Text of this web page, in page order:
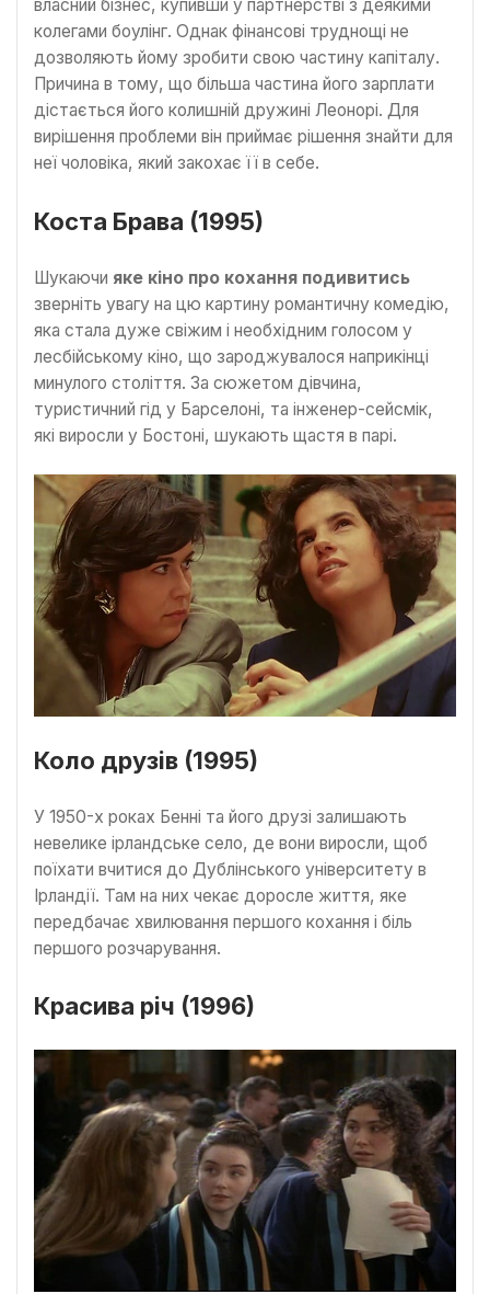
власний бізнес, купивши у партнерстві з деякими
колегами боулінг. Однак фінансові труднощі не
дозволяють йому зробити свою частину капіталу.
Причина в тому, що більша частина його зарплати
дістається його колишній дружині Леонорі. Для
вирішення проблеми він приймає рішення знайти для
неї чоловіка, який закохає її в себе.
Коста Брава (1995)
Шукаючи яке кіно про кохання подивитись
зверніть увагу на цю картину романтичну комедію,
яка стала дуже свіжим і необхідним голосом у
лесбійському кіно, що зароджувалося наприкінці
минулого століття. За сюжетом дівчина,
туристичний гід у Барселоні, та інженер-сейсмік,
які виросли у Бостоні, шукають щастя в парі.
Коло друзів (1995)
У 1950-х роках Бенні та його друзі залишають
невелике ірландське село, де вони виросли, щоб
поїхати вчитися до Дублінського університету в
Ірландії. Там на них чекає доросле життя, яке
передбачає хвилювання першого кохання і біль
першого розчарування.
Красива річ (1996)